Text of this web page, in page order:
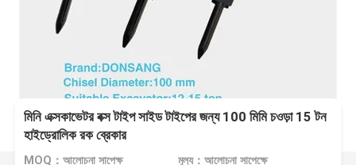
মিনি এক্সকাভেটর বক্স টাইপ সাইড টাইপের জন্য 100 মিমি চওড়া 15 টন
হাইড্রোলিক রক ব্রেকার
MOQ：আলোচনা সাপেক্ষ মূল্য：আলোচনা সাপেক্ষে